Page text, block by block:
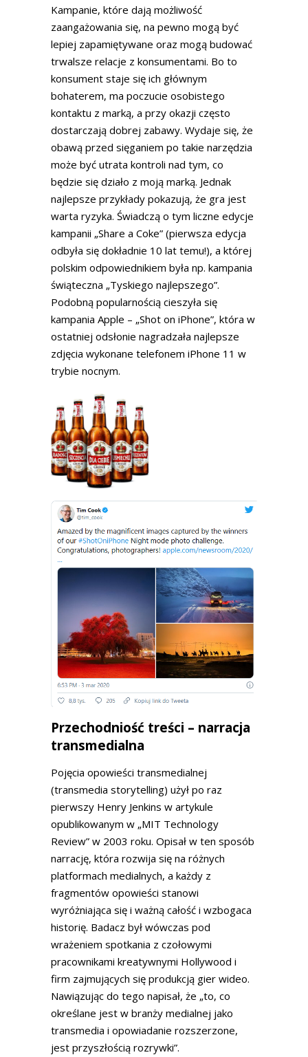
Kampanie, które dają możliwość
zaangażowania się, na pewno mogą być
lepiej zapamiętywane oraz mogą budować
trwalsze relacje z konsumentami. Bo to
konsument staje się ich głównym
bohaterem, ma poczucie osobistego
kontaktu z marką, a przy okazji często
dostarczają dobrej zabawy. Wydaje się, że
obawą przed sięganiem po takie narzędzia
może być utrata kontroli nad tym, co
będzie się działo z moją marką. Jednak
najlepsze przykłady pokazują, że gra jest
warta ryzyka. Świadczą o tym liczne edycje
kampanii „Share a Coke” (pierwsza edycja
odbyła się dokładnie 10 lat temu!), a której
polskim odpowiednikiem była np. kampania
świąteczna „Tyskiego najlepszego”.
Podobną popularnością cieszyła się
kampania Apple – „Shot on iPhone”, która w
ostatniej odsłonie nagradzała najlepsze
zdjęcia wykonane telefonem iPhone 11 w
trybie nocnym.
Przechodniość treści – narracja
transmedialna
Pojęcia opowieści transmedialnej
(transmedia storytelling) użył po raz
pierwszy Henry Jenkins w artykule
opublikowanym w „MIT Technology
Review” w 2003 roku. Opisał w ten sposób
narrację, która rozwija się na różnych
platformach medialnych, a każdy z
fragmentów opowieści stanowi
wyróżniająca się i ważną całość i wzbogaca
historię. Badacz był wówczas pod
wrażeniem spotkania z czołowymi
pracownikami kreatywnymi Hollywood i
firm zajmujących się produkcją gier wideo.
Nawiązując do tego napisał, że „to, co
określane jest w branży medialnej jako
transmedia i opowiadanie rozszerzone,
jest przyszłością rozrywki”.